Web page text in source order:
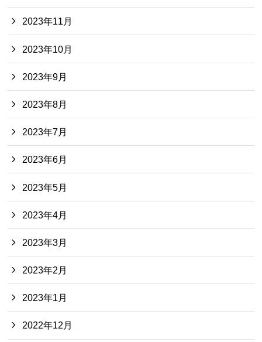
2023年11月
2023年10月
2023年9月
2023年8月
2023年7月
2023年6月
2023年5月
2023年4月
2023年3月
2023年2月
2023年1月
2022年12月